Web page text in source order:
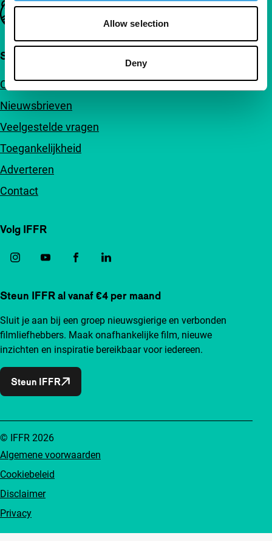
Allow selection
Deny
Belangrijke links
Snel naar
Over ons
Nieuwsbrieven
Veelgestelde vragen
Toegankelijkheid
Adverteren
Contact
Volg IFFR
Steun IFFR al vanaf €4 per maand
Sluit je aan bij een groep nieuwsgierige en verbonden
filmliefhebbers. Maak onafhankelijke film, nieuwe
inzichten en inspiratie bereikbaar voor iedereen.
Steun IFFR
Algemene voorwaarden
Cookiebeleid
Disclaimer
Privacy
© IFFR 2026